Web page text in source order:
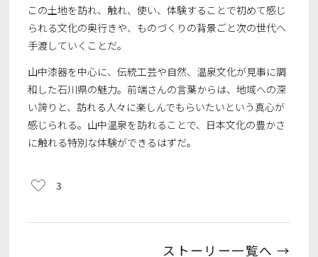
この土地を訪れ、触れ、使い、体験することで初めて感じ
られる文化の奥行きや、ものづくりの背景ごと次の世代へ
手渡していくことだ。
山中漆器を中心に、伝統工芸や自然、温泉文化が見事に調
和した石川県の魅力。前端さんの言葉からは、地域への深
い誇りと、訪れる人々に楽しんでもらいたいという真心が
感じられる。山中温泉を訪れることで、日本文化の豊かさ
に触れる特別な体験ができるはずだ。
3
ストーリー一覧へ →